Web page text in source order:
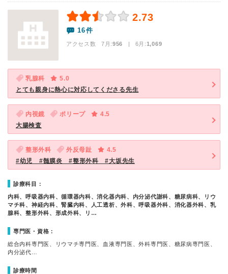
2.73
16件
アクセス数 7月:956 | 6月:1,069
乳腺科
5.0
とても親身に熱心に対応してくださる先生
内視鏡 ポリープ
4.5
大腸検査
整形外科 外反母趾
4.5
#幼児 #髄膜炎 #整形外科 #大坂先生
診療科目：
内科、呼吸器内科、循環器内科、消化器内科、内分泌代謝科、糖尿病科、リウ
マチ科、神経内科、腎臓内科、人工透析、外科、呼吸器外科、消化器外科、乳
腺科、整形外科、形成外科、リ…
専門医・資格：
総合内科専門医、リウマチ専門医、血液専門医、外科専門医、糖尿病専門医、
内分泌代…
診療時間